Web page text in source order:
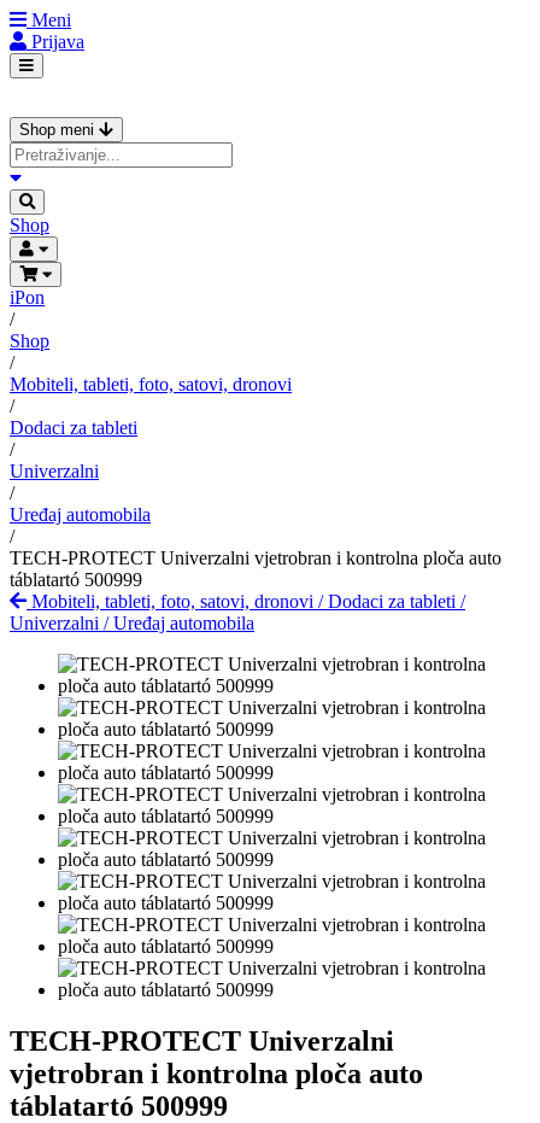
Meni
Prijava
Shop meni
Shop
iPon
/
Shop
/
Mobiteli, tableti, foto, satovi, dronovi
/
Dodaci za tableti
/
Univerzalni
/
Uređaj automobila
/
TECH-PROTECT Univerzalni vjetrobran i kontrolna ploča auto
táblatartó 500999
Mobiteli, tableti, foto, satovi, dronovi /Dodaci za tableti /
Univerzalni /Uređaj automobila
TECH-PROTECT Univerzalni
vjetrobran i kontrolna ploča auto
táblatartó 500999